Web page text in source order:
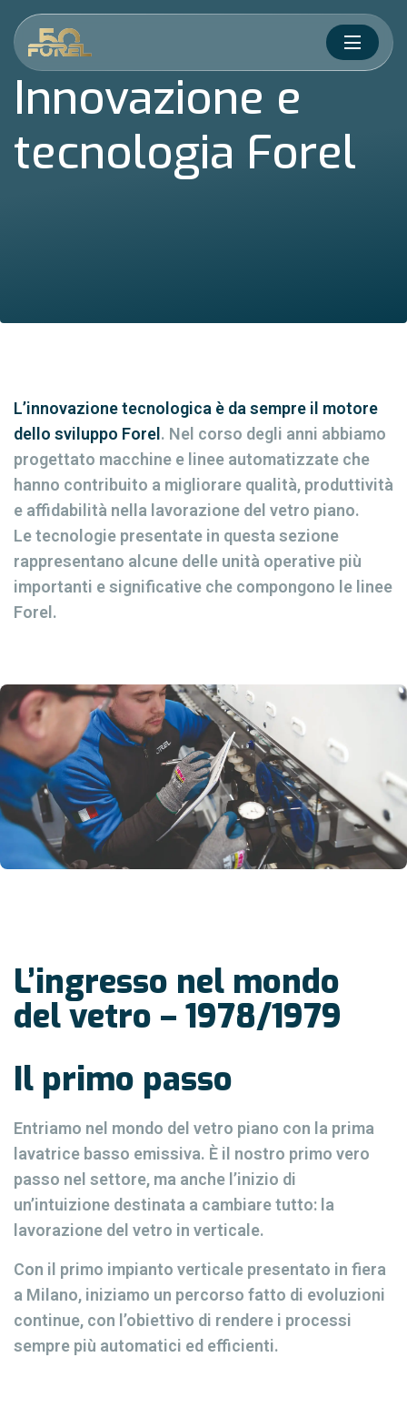
Salta al contenuto
Innovazione e
tecnologia Forel
L’innovazione tecnologica è da sempre il motore
dello sviluppo Forel . Nel corso degli anni abbiamo
progettato macchine e linee automatizzate che
hanno contribuito a migliorare qualità, produttività
e affidabilità nella lavorazione del vetro piano.
Le tecnologie presentate in questa sezione
rappresentano alcune delle unità operative più
importanti e significative che compongono le linee
Forel.
L’ingresso nel mondo
del vetro – 1978/1979
Il primo passo
Entriamo nel mondo del vetro piano con la prima
lavatrice basso emissiva. È il nostro primo vero
passo nel settore, ma anche l’inizio di
un’intuizione destinata a cambiare tutto: la
lavorazione del vetro in verticale.
Con il primo impianto verticale presentato in fiera
a Milano, iniziamo un percorso fatto di evoluzioni
continue, con l’obiettivo di rendere i processi
sempre più automatici ed efficienti.